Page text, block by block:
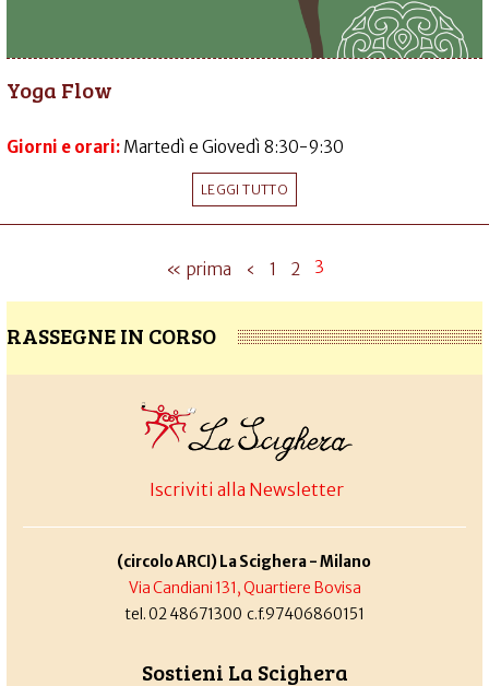
Yoga Flow
Giorni e orari: Martedì e Giovedì 8:30-9:30
LEGGI TUTTO
« prima ‹ 1 2 3
RASSEGNE IN CORSO
Iscriviti alla Newsletter
(circolo ARCI) La Scighera - Milano
Via Candiani 131, Quartiere Bovisa
tel. 02 48671300 c.f.97406860151
Sostieni La Scighera